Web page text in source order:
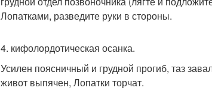
Лопатками, разведите руки в стороны.
4. кифолордотическая осанка.
Усилен поясничный и грудной прогиб, таз
живот выпячен, Лопатки торчат.